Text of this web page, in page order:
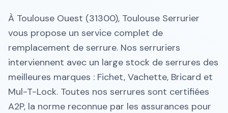
À Toulouse Ouest (31300), Toulouse Serrurier
vous propose un service complet de
remplacement de serrure. Nos serruriers
interviennent avec un large stock de serrures des
meilleures marques : Fichet, Vachette, Bricard et
Mul-T-Lock. Toutes nos serrures sont certifiées
A2P, la norme reconnue par les assurances pour